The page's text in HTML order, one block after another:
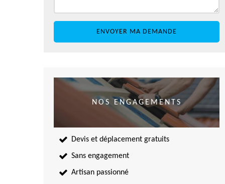
NOS ENGAGEMENTS
Devis et déplacement gratuits
Sans engagement
Artisan passionné